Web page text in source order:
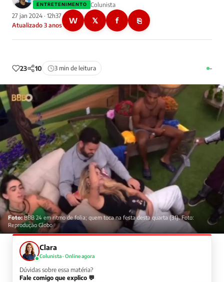
ENTRETENIMENTO
Colunista
27 jan 2024 · 12h37
Atualizado 3 anos
W 𝕏 f ⎘
23 10 3 min de leitura –
Foto:BBB 24 em ritmo de folia; quem toca na festa desta quarta (31). Foto:
Reprodução Globo
Clara
Colunista · Online agora
Dúvidas sobre essa matéria?
Fale comigo que explico 💬